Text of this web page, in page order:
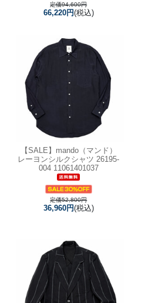
定価94,600円
66,220円(税込)
【SALE】 mando（マンド）
レーヨンシルクシャツ 26195-
004 11061401037
定価52,800円
36,960円(税込)